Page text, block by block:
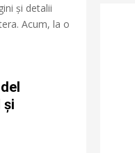
și detalii
Acum, la o
și